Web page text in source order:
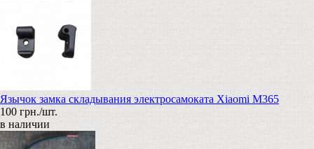
Язычок замка складывания электросамоката Xiaomi M365
100 грн./шт.
в наличии